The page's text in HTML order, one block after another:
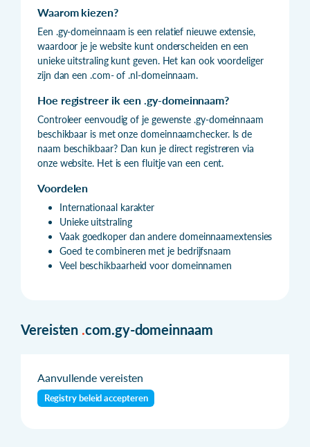
Waarom kiezen?
Een .gy-domeinnaam is een relatief nieuwe extensie,
waardoor je je website kunt onderscheiden en een
unieke uitstraling kunt geven. Het kan ook voordeliger
zijn dan een .com- of .nl-domeinnaam.
Hoe registreer ik een .gy-domeinnaam?
Controleer eenvoudig of je gewenste .gy-domeinnaam
beschikbaar is met onze domeinnaamchecker. Is de
naam beschikbaar? Dan kun je direct registreren via
onze website. Het is een fluitje van een cent.
Voordelen
Internationaal karakter
Unieke uitstraling
Vaak goedkoper dan andere domeinnaamextensies
Goed te combineren met je bedrijfsnaam
Veel beschikbaarheid voor domeinnamen
Vereisten .com.gy-domeinnaam
Aanvullende vereisten
Registry beleid accepteren